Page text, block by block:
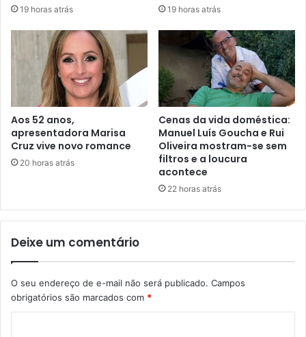
19 horas atrás 19 horas atrás
Aos 52 anos,
apresentadora Marisa
Cruz vive novo romance
20 horas atrás
Cenas da vida doméstica:
Manuel Luís Goucha e Rui
Oliveira mostram-se sem
filtros e a loucura
acontece
22 horas atrás
Deixe um comentário
O seu endereço de e-mail não será publicado. Campos
obrigatórios são marcados com *